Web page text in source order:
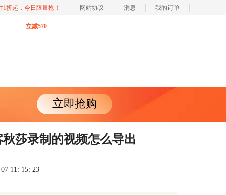
折起，今日限量抢！ 网站协议 消息 我的订单
立减570
立即抢购
莎录制的视频怎么导出
11: 15: 23